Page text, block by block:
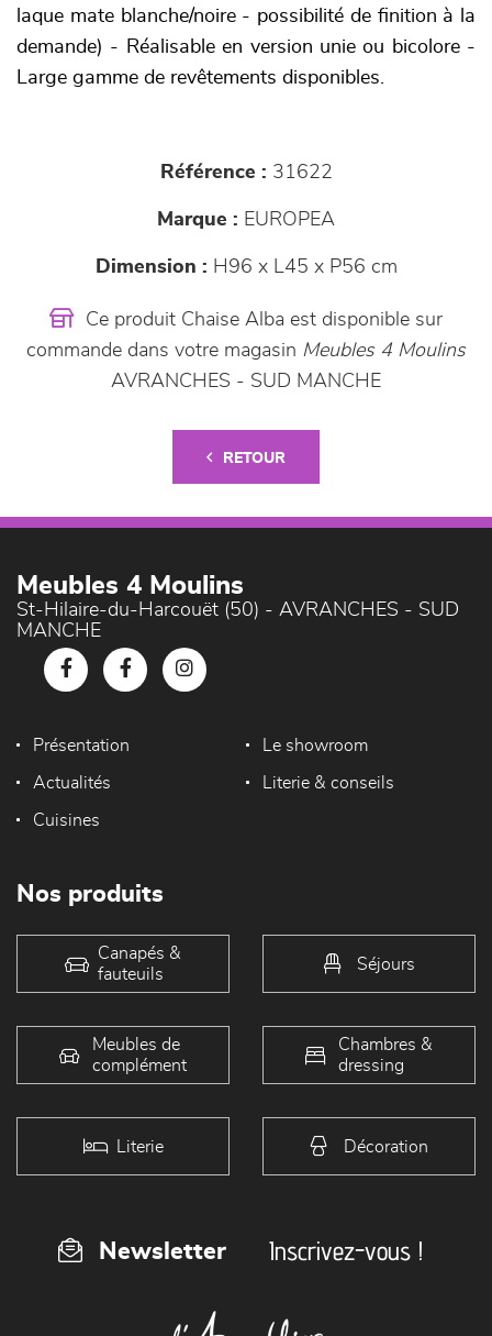
laque mate blanche/noire - possibilité de finition à la
demande) - Réalisable en version unie ou bicolore -
Large gamme de revêtements disponibles.
Référence : 31622
Marque : EUROPEA
Dimension : H96 x L45 x P56 cm
Ce produit Chaise Alba est disponible sur
commande dans votre magasin Meubles 4 Moulins
AVRANCHES - SUD MANCHE
RETOUR
Meubles 4 Moulins
St-Hilaire-du-Harcouët (50) - AVRANCHES - SUD
MANCHE
Présentation Le showroom
Actualités Literie & conseils
Cuisines
Nos produits
Canapés &
fauteuils
Séjours
Meubles de
complément
Chambres &
dressing
Literie Décoration
Newsletter Inscrivez-vous !